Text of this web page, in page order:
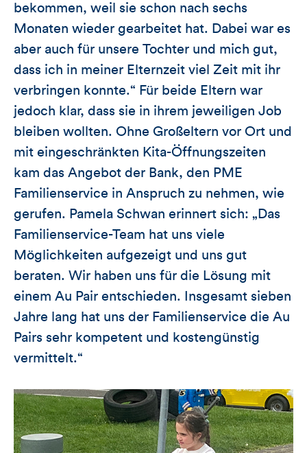
bekommen, weil sie schon nach sechs
Monaten wieder gearbeitet hat. Dabei war es
aber auch für unsere Tochter und mich gut,
dass ich in meiner Elternzeit viel Zeit mit ihr
verbringen konnte.“ Für beide Eltern war
jedoch klar, dass sie in ihrem jeweiligen Job
bleiben wollten. Ohne Großeltern vor Ort und
mit eingeschränkten Kita-Öffnungszeiten
kam das Angebot der Bank, den PME
Familienservice in Anspruch zu nehmen, wie
gerufen. Pamela Schwan erinnert sich: „Das
Familienservice-Team hat uns viele
Möglichkeiten aufgezeigt und uns gut
beraten. Wir haben uns für die Lösung mit
einem Au Pair entschieden. Insgesamt sieben
Jahre lang hat uns der Familienservice die Au
Pairs sehr kompetent und kostengünstig
vermittelt.“